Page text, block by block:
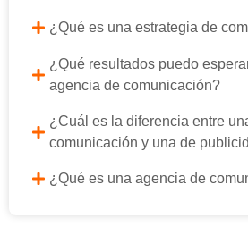
¿Qué es una estrategia de
¿Qué resultados puedo
agencia de comunicación?
¿Cuál es la diferencia entre
comunicación y una de
¿Qué es una agencia de